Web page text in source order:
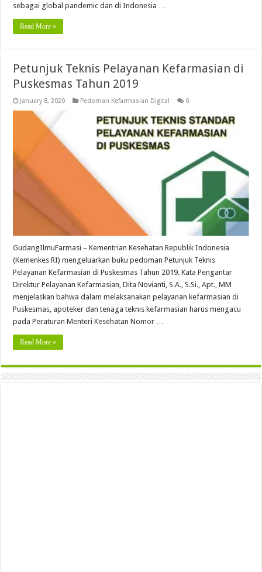
sebagai global pandemic dan di Indonesia …
Read More »
Petunjuk Teknis Pelayanan Kefarmasian di
Puskesmas Tahun 2019
January 8, 2020 Pedoman Kefarmasian Digital 0
GudangIlmuFarmasi – Kementrian Kesehatan Republik Indonesia
(Kemenkes RI) mengeluarkan buku pedoman Petunjuk Teknis
Pelayanan Kefarmasian di Puskesmas Tahun 2019. Kata Pengantar
Direktur Pelayanan Kefarmasian, Dita Novianti, S.A., S.Si., Apt., MM
menjelaskan bahwa dalam melaksanakan pelayanan kefarmasian di
Puskesmas, apoteker dan tenaga teknis kefarmasian harus mengacu
pada Peraturan Menteri Kesehatan Nomor …
Read More »